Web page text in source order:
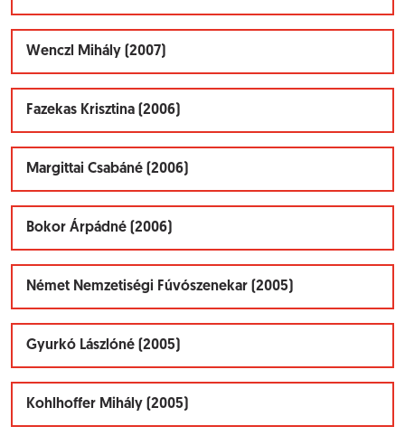
Wenczl Mihály (2007)
Fazekas Krisztina (2006)
Margittai Csabáné (2006)
Bokor Árpádné (2006)
Német Nemzetiségi Fúvószenekar (2005)
Gyurkó Lászlóné (2005)
Kohlhoffer Mihály (2005)